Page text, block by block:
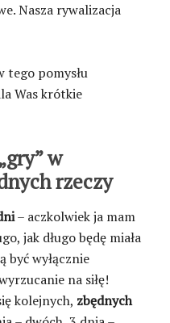
Nasza rywalizacja
tego pomysłu
Was krótkie
w
rzeczy
– aczkolwiek ja mam
jak długo będę miała
być wyłącznie
na siłę!
kolejnych, zbędnych